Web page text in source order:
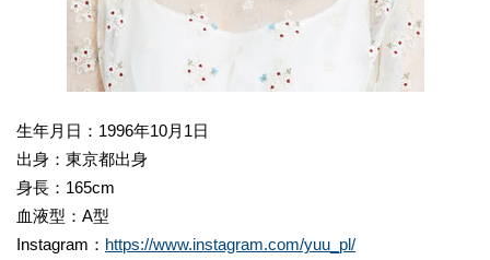
生年月日：1996年10月1日
出身：東京都出身
身長：165cm
血液型：A型
Instagram： https://www.instagram.com/yuu_pl/